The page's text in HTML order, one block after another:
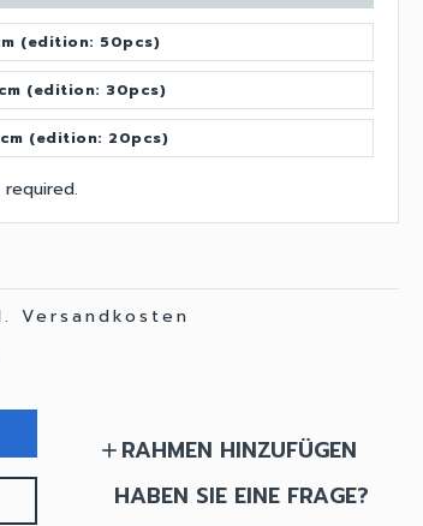
(edition: 50pcs)
(edition: 30pcs)
(edition: 20pcs)
required.
Versandkosten
add RAHMEN HINZUFÜGEN
HABEN SIE EINE FRAGE?